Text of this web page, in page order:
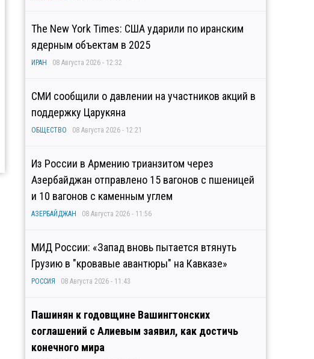
The New York Times: США ударили по иранским
ядерным объектам в 2025
ИРАН 08 Августа 2026 - 12:32
СМИ сообщили о давлении на участников акций в
поддержку Царукяна
ОБЩЕСТВО 08 Августа 2026 - 12:21
Из России в Армению трианзитом через
Азербайджан отправлено 15 вагонов с пшеницей
и 10 вагонов с каменным углем
АЗЕРБАЙДЖАН 08 Августа 2026 - 11:56
МИД России: «Запад вновь пытается втянуть
Грузию в "кровавые авантюры" на Кавказе»
РОССИЯ 08 Августа 2026 - 11:43
Пашинян к годовщине Вашингтонских
соглашений с Алиевым заявил, как достичь
конечного мира